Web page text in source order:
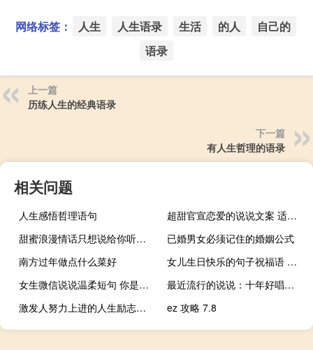
网络标签： 人生 人生语录 生活 的人
自己的
语录
上一篇
历练人生的经典语录
下一篇
有人生哲理的语录
相关问题
人生感悟哲理语句
超甜官宣恋爱的说说文案 适合公开恋情的甜甜句子发朋友圈
甜蜜浪漫情话只想说给你听的说说带图片 想化作一阵风轻柔的抚过你
已婚男女必须记住的婚姻公式
南方过年做点什么菜好
女儿生日快乐的句子祝福语 祝闺女生日快乐的窝心话
女生微信说说温柔短句 你是全世界最值得的女孩子
最近流行的说说：十年好唱却难走，十年好听却难等
激发人努力上进的人生励志语录
ez 攻略 7.8